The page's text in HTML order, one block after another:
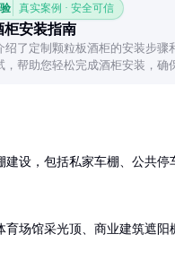
真实案例 · 安全可信
柜安装指南
绍了定制颗粒板酒柜的安装步骤
，帮助您轻松完成酒柜安装，确
设，包括私家车棚、公共
场馆采光顶、商业建筑遮